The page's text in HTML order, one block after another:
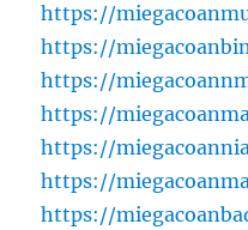
https://
https://
https://
https://
https://
https://
https://